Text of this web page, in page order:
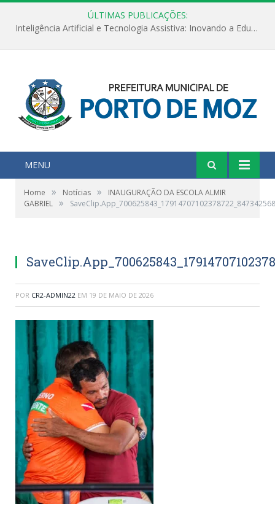
ÚLTIMAS PUBLICAÇÕES:
Inteligência Artificial e Tecnologia Assistiva: Inovando a Educação Especial e Inclusiva
MENU
Home » Notícias »
INAUGURAÇÃO DA ESCOLA ALMIR
GABRIEL »
POR CR2-ADMIN22 EM 19 DE MAIO DE 2026